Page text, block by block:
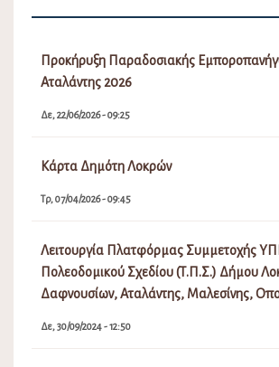
Προκήρυξη Παραδοσιακής
Αταλάντης 2026
Δε, 22/06/2026 - 09:25
Κάρτα Δημότη Λοκρών
Τρ, 07/04/2026 - 09:45
Λειτουργία Πλατφόρμας Συμμετοχής
Πολεοδομικού Σχεδίου (Τ.Π.Σ.) Δήμου
Δαφνουσίων, Αταλάντης, Μαλεσίνης,
Δε, 30/09/2024 - 12:50